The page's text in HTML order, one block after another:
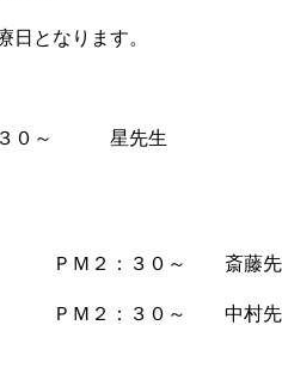
日となります。
３０～ 星先生
ＰＭ２：３０～ 斎藤先
：３０～ 中村先